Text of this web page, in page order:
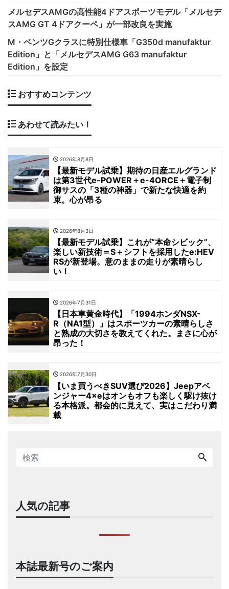
メルセデスAMGの高性能4ドアスポーツモデル「メルセデ
スAMG GT 4ドアクーペ」が一部改良を実施
M・ベンツGクラスに特別仕様車「G350d manufaktur
Edition」と「メルセデスAMG G63 manufaktur
Edition」を設定
おすすめコンテンツ
あわせて読みたい！
2026年8月8日
【最新モデル試乗】期待の日産エルグランド
は第3世代e-POWER＋e-4ORCE＋電子制
御サスの「3種の神器」で新たな快適を約
束。心が昂る
2026年8月3日
【最新モデル試乗】これが“本命シビック”、
楽しい新技術＝S＋シフトを採用したe:HEV
RSが新登場。意のままの走りが素晴らし
い！
2026年7月31日
【日本車黄金時代】「1994ホンダNSX-
R（NA1型）」はスポーツカーの素晴らしさ
と熟成の大切さを教えてくれた。まさに心が
昂った！
2026年7月30日
【いま買うべきSUV選び2026】Jeepアベ
ンジャー4×eはオンもオフも楽しく駆け抜け
る本格派。都会的に見えて、実はこだわり満
載
人気の記事
本誌最新号のご案内